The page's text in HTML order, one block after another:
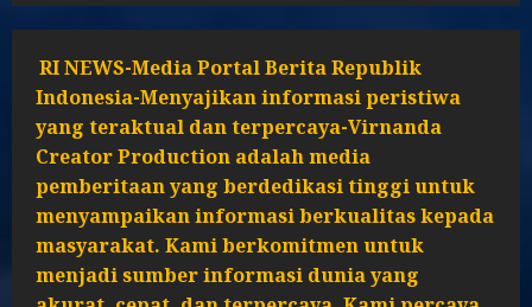
RI NEWS-Media Portal Berita Republik
Indonesia-Menyajikan informasi peristiwa
yang teraktual dan terpercaya-Virnanda
Creator Production adalah media
pemberitaan yang berdedikasi tinggi untuk
menyampaikan informasi berkualitas kepada
masyarakat. Kami berkomitmen untuk
menjadi sumber informasi dunia yang